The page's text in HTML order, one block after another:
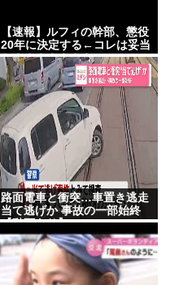
【速報】ルフィの幹部、懲役
20年に決定する←コレは妥当
か？？？？？？？
路面電車と衝突…車置き逃走
当て逃げか 事故の一部始終
【動画あり】